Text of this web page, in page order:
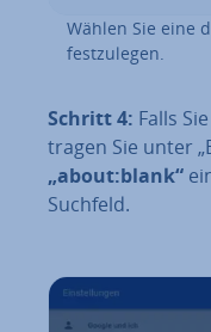
Wählen Sie eine
fest­zu­le­gen.
Schritt 4: Falls
tragen Sie unter
„about:blank“
Suchfeld.